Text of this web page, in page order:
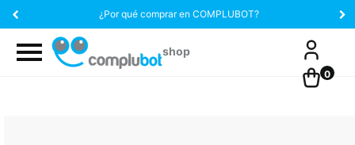
¿Por qué comprar en COMPLUBOT?
0